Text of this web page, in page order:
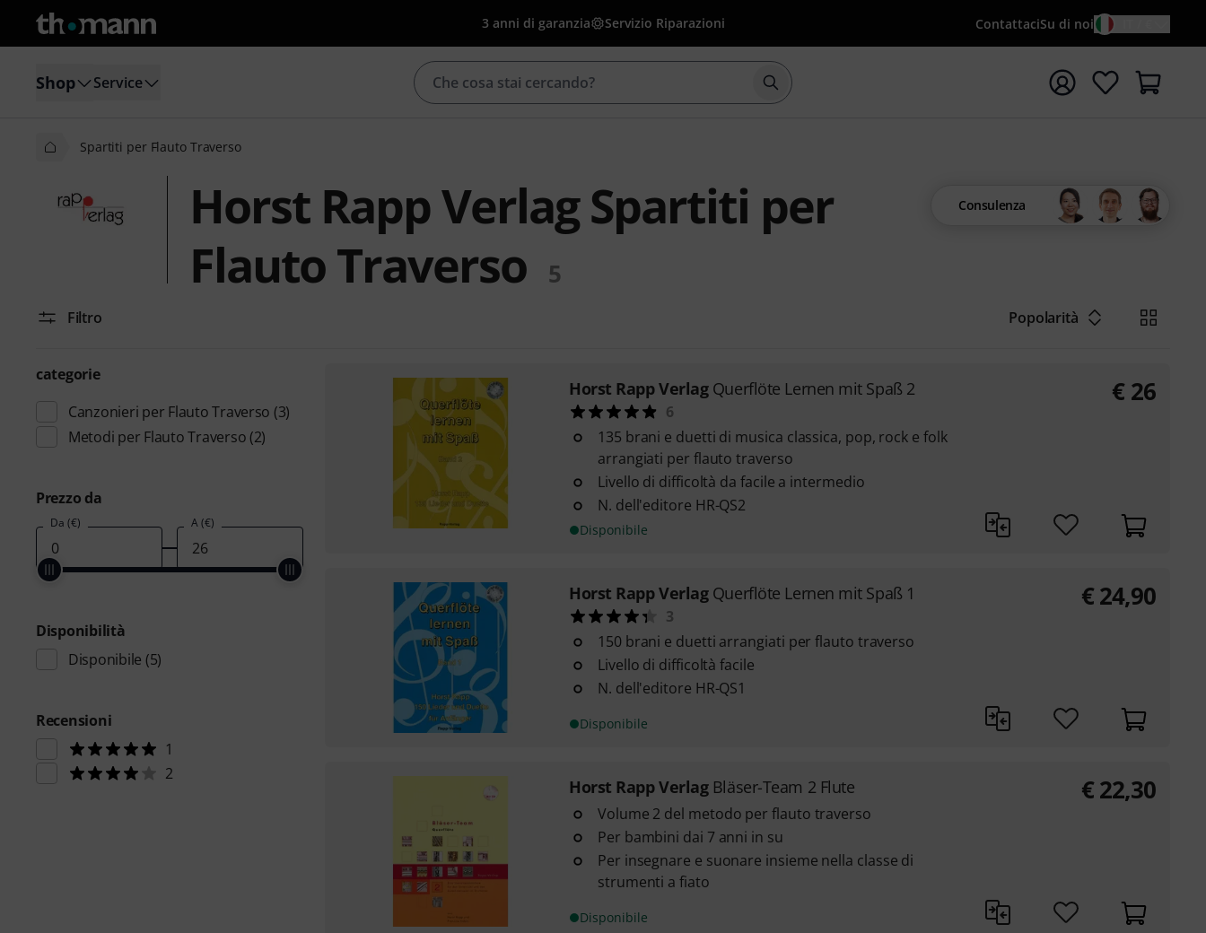
3 anni di garanzia Servizio Riparazioni ContattaciSu di noi
Shop Service Avviare la ricerca con il termine di ricerca {searchTerm}
Spartiti per Flauto Traverso
Horst Rapp Verlag Spartiti per
Flauto Traverso
5
Consulenza
Filtro Popolarità
categorie
Canzonieri per Flauto Traverso (3)
Metodi per Flauto Traverso (2)
Prezzo da
Da (€) A (€)
Disponibilità
Disponibile (5)
Recensioni
1
2
Horst Rapp Verlag Querflöte Lernen mit Spaß 2
6
135 brani e duetti di musica classica, pop, rock e folk
arrangiati per flauto traverso
Livello di difficoltà da facile a intermedio
N. dell'editore HR-QS2
Disponibile
€ 26
Horst Rapp Verlag Querflöte Lernen mit Spaß 1
3
150 brani e duetti arrangiati per flauto traverso
Livello di difficoltà facile
N. dell'editore HR-QS1
Disponibile
€ 24,90
Horst Rapp Verlag Bläser-Team 2 Flute
Volume 2 del metodo per flauto traverso
Per bambini dai 7 anni in su
Per insegnare e suonare insieme nella classe di
strumenti a fiato
Disponibile
€ 22,30